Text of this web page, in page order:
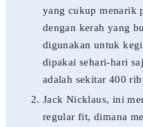
yang cukup menarik
dengan kerah yang
digunakan untuk
dipakai sehari-hari
adalah sekitar 400
Jack Nicklaus, ini
regular fit, dimana